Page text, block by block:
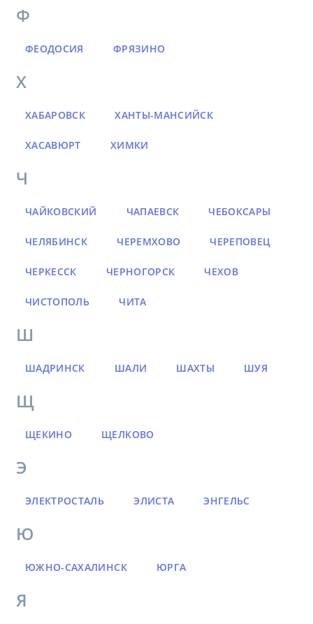
Ф
ФЕОДОСИЯ ФРЯЗИНО
Х
ХАБАРОВСК ХАНТЫ-МАНСИЙСК
ХАСАВЮРТ ХИМКИ
Ч
ЧАЙКОВСКИЙ ЧАПАЕВСК ЧЕБОКСАРЫ
ЧЕЛЯБИНСК ЧЕРЕМХОВО ЧЕРЕПОВЕЦ
ЧЕРКЕССК ЧЕРНОГОРСК ЧЕХОВ
ЧИСТОПОЛЬ ЧИТА
Ш
ШАДРИНСК ШАЛИ ШАХТЫ ШУЯ
Щ
ЩЕКИНО ЩЕЛКОВО
Э
ЭЛЕКТРОСТАЛЬ ЭЛИСТА ЭНГЕЛЬС
Ю
ЮЖНО-САХАЛИНСК ЮРГА
Я